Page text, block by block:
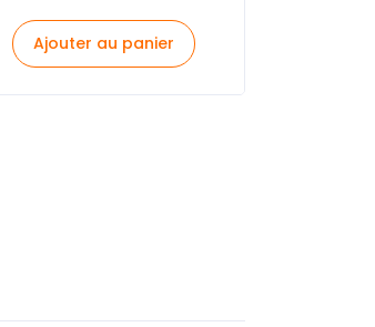
Ajouter au panier